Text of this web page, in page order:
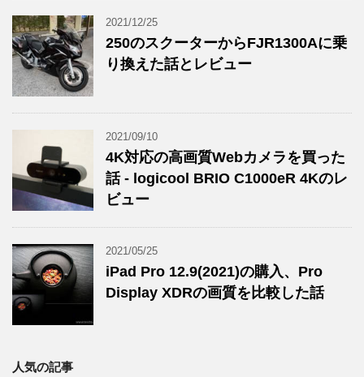
2021/12/25
250のスクーターからFJR1300Aに乗
り換えた話とレビュー
2021/09/10
4K対応の高画質Webカメラを買った
話 - logicool BRIO C1000eR 4Kのレ
ビュー
2021/05/25
iPad Pro 12.9(2021)の購入、Pro
Display XDRの画質を比較した話
人気の記事